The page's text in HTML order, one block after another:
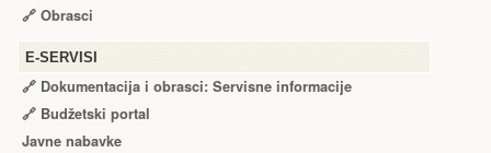
🔗 Obrasci
Е-SERVISI
🔗 Dokumentacija i obrasci: Servisne informacije
🔗 Budžetski portal
Javne nabavke